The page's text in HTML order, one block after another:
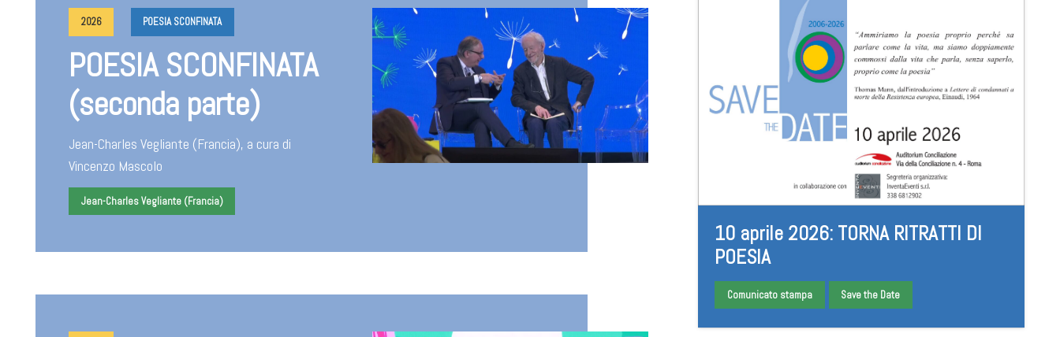
2026 POESIA SCONFINATA
POESIA SCONFINATA
(seconda parte)
Jean-Charles Vegliante (Francia), a cura di
Vincenzo Mascolo
Jean-Charles Vegliante (Francia)
10 aprile 2026: TORNA RITRATTI DI
POESIA
Comunicato stampa Save the Date